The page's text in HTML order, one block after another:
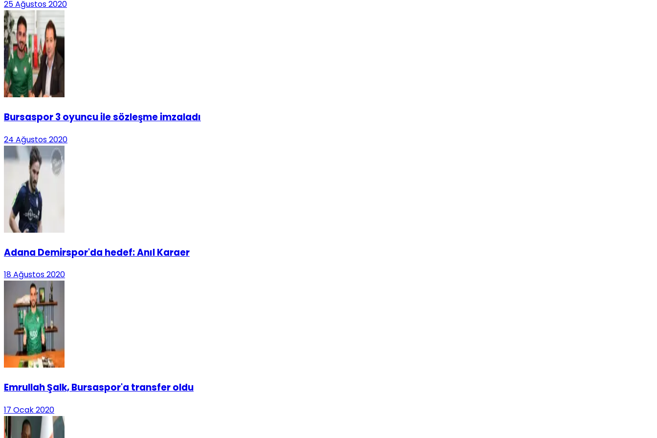
25 Ağustos 2020
Bursaspor 3 oyuncu ile sözleşme imzaladı
24 Ağustos 2020
Adana Demirspor'da hedef: Anıl Karaer
18 Ağustos 2020
Emrullah Şalk, Bursaspor'a transfer oldu
17 Ocak 2020